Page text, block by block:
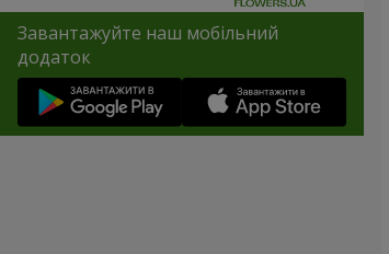
Завантажуйте наш мобільний
додаток